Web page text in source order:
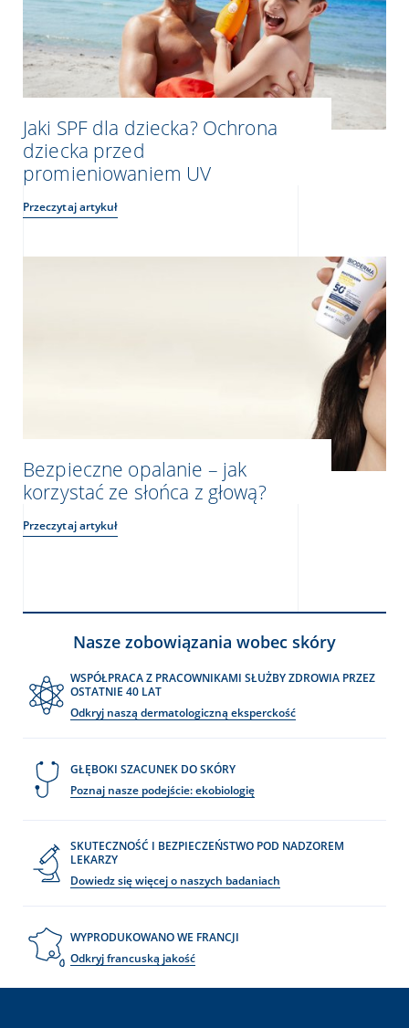
Jaki SPF dla dziecka? Ochrona
dziecka przed
promieniowaniem UV
Przeczytaj artykuł
Bezpieczne opalanie – jak
korzystać ze słońca z głową?
Przeczytaj artykuł
Nasze zobowiązania wobec skóry
WSPÓŁPRACA Z PRACOWNIKAMI SŁUŻBY ZDROWIA PRZEZ
OSTATNIE 40 LAT
Odkryj naszą dermatologiczną eksperckość
GŁĘBOKI SZACUNEK DO SKÓRY
Poznaj nasze podejście: ekobiologię
SKUTECZNOŚĆ I BEZPIECZEŃSTWO POD NADZOREM
LEKARZY
Dowiedz się więcej o naszych badaniach
WYPRODUKOWANO WE FRANCJI
Odkryj francuską jakość